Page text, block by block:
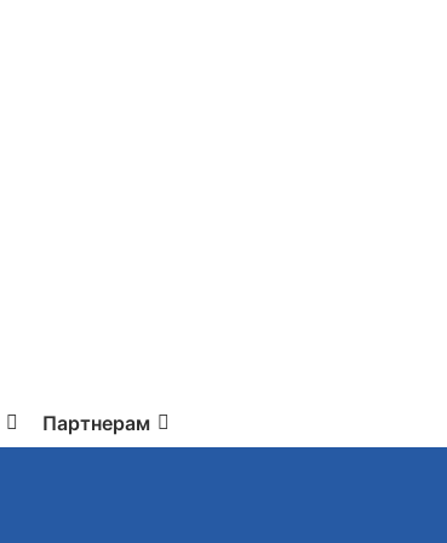
Партнерам